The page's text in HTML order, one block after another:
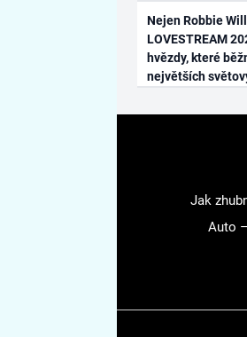
Nejen Robbie
LOVESTREAM
hvězdy, které
největších
Jak
Auto